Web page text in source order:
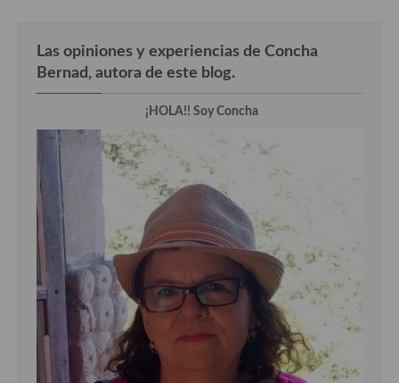
Cocina portuguesa
Cocina Sueca
Cocina Suiza
Cocina Turca
Las opiniones y experiencias de Concha
Bernad, autora de este blog.
¡HOLA!! Soy Concha